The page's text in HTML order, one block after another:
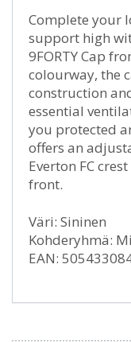
Complete your
support high
9FORTY Cap
colourway, the
construction
essential
you protected
offers an
Everton FC
front.
Väri: Sininen
Kohderyhmä:
EAN: